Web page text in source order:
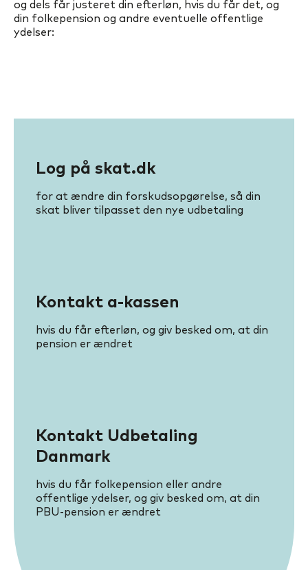
og dels får justeret din efterløn, hvis du får det, og
din folkepension og andre eventuelle offentlige
ydelser:
Log på skat.dk
for at ændre din forskudsopgørelse, så din
skat bliver tilpasset den nye udbetaling
Kontakt a-kassen
hvis du får efterløn, og giv besked om, at din
pension er ændret
Kontakt Udbetaling
Danmark
hvis du får folkepension eller andre
offentlige ydelser, og giv besked om, at din
PBU-pension er ændret